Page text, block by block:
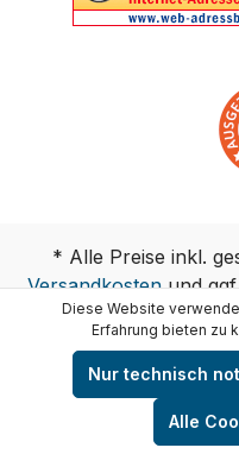
* Alle Preise inkl.
Versandkostenund
nicht
Diese Website
Erfahrung bieten zu
Nur technisch
Alle